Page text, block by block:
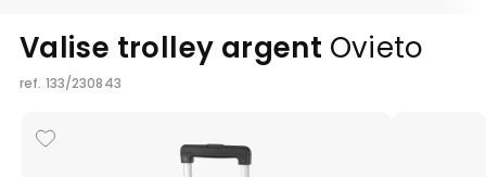
Valise trolley argent Ovieto
ref. 133/230843